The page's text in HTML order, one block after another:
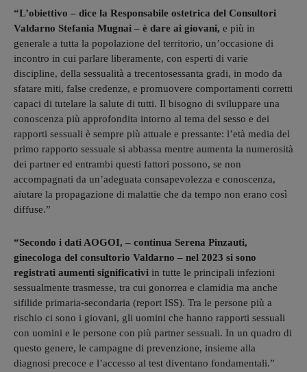
“L’obiettivo – dice la Responsabile ostetrica del Consultori
Valdarno Stefania Mugnai – è dare ai giovani, e più in
generale a tutta la popolazione del territorio, un’occasione di
incontro in cui parlare liberamente, con esperti di varie
discipline, della sessualità a trecentosessanta gradi, in modo da
sfatare miti, false credenze, e promuovere comportamenti corretti
capaci di tutelare la salute di tutti. Il bisogno di sviluppare una
conoscenza più approfondita intorno al tema del sesso e dei
rapporti sessuali è sempre più attuale e pressante: l’età media del
primo rapporto sessuale si abbassa mentre aumenta la numerosità
dei partner ed entrambi questi fattori possono, se non
accompagnati da un’adeguata consapevolezza e conoscenza,
aiutare la propagazione di malattie che da tempo non erano così
diffuse.”
“Secondo i dati AOGOI, – continua Serena Pinzauti,
ginecologa del consultorio Valdarno – nel 2023 si sono
registrati aumenti significativi in tutte le principali infezioni
sessualmente trasmesse, tra cui gonorrea e clamidia ma anche
sifilide primaria-secondaria (report ISS). Tra le persone più a
rischio ci sono i giovani, gli uomini che hanno rapporti sessuali
con uomini e le persone con più partner sessuali. In un quadro di
questo genere, le campagne di prevenzione, insieme alla
diagnosi precoce e l’accesso al test diventano fondamentali.”